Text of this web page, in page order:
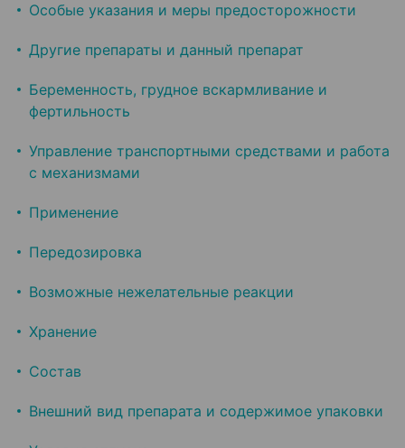
Особые указания и меры предосторожности
Другие препараты и данный препарат
Беременность, грудное вскармливание и
фертильность
Управление транспортными средствами и работа
с механизмами
Применение
Передозировка
Возможные нежелательные реакции
Хранение
Состав
Внешний вид препарата и содержимое упаковки